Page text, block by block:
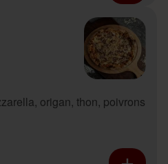
origan, thon, poivrons